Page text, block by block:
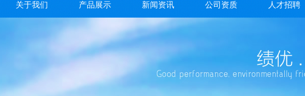
关于我们 产品展示 新闻资讯 公司资质 人才招聘